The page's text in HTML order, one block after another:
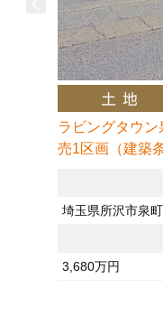
ラビングタウ
売1区画（建築
埼玉県所沢市泉
3,680万円